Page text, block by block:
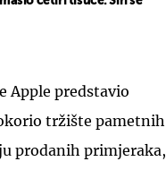
Apple predstavio
tržište pametnih
prodanih primjeraka,
NOTIFIKACIJE